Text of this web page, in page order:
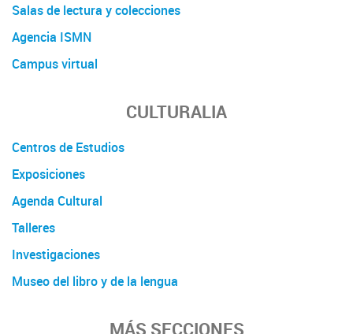
Salas de lectura y colecciones
Agencia ISMN
Campus virtual
CULTURALIA
Centros de Estudios
Exposiciones
Agenda Cultural
Talleres
Investigaciones
Museo del libro y de la lengua
MÁS SECCIONES